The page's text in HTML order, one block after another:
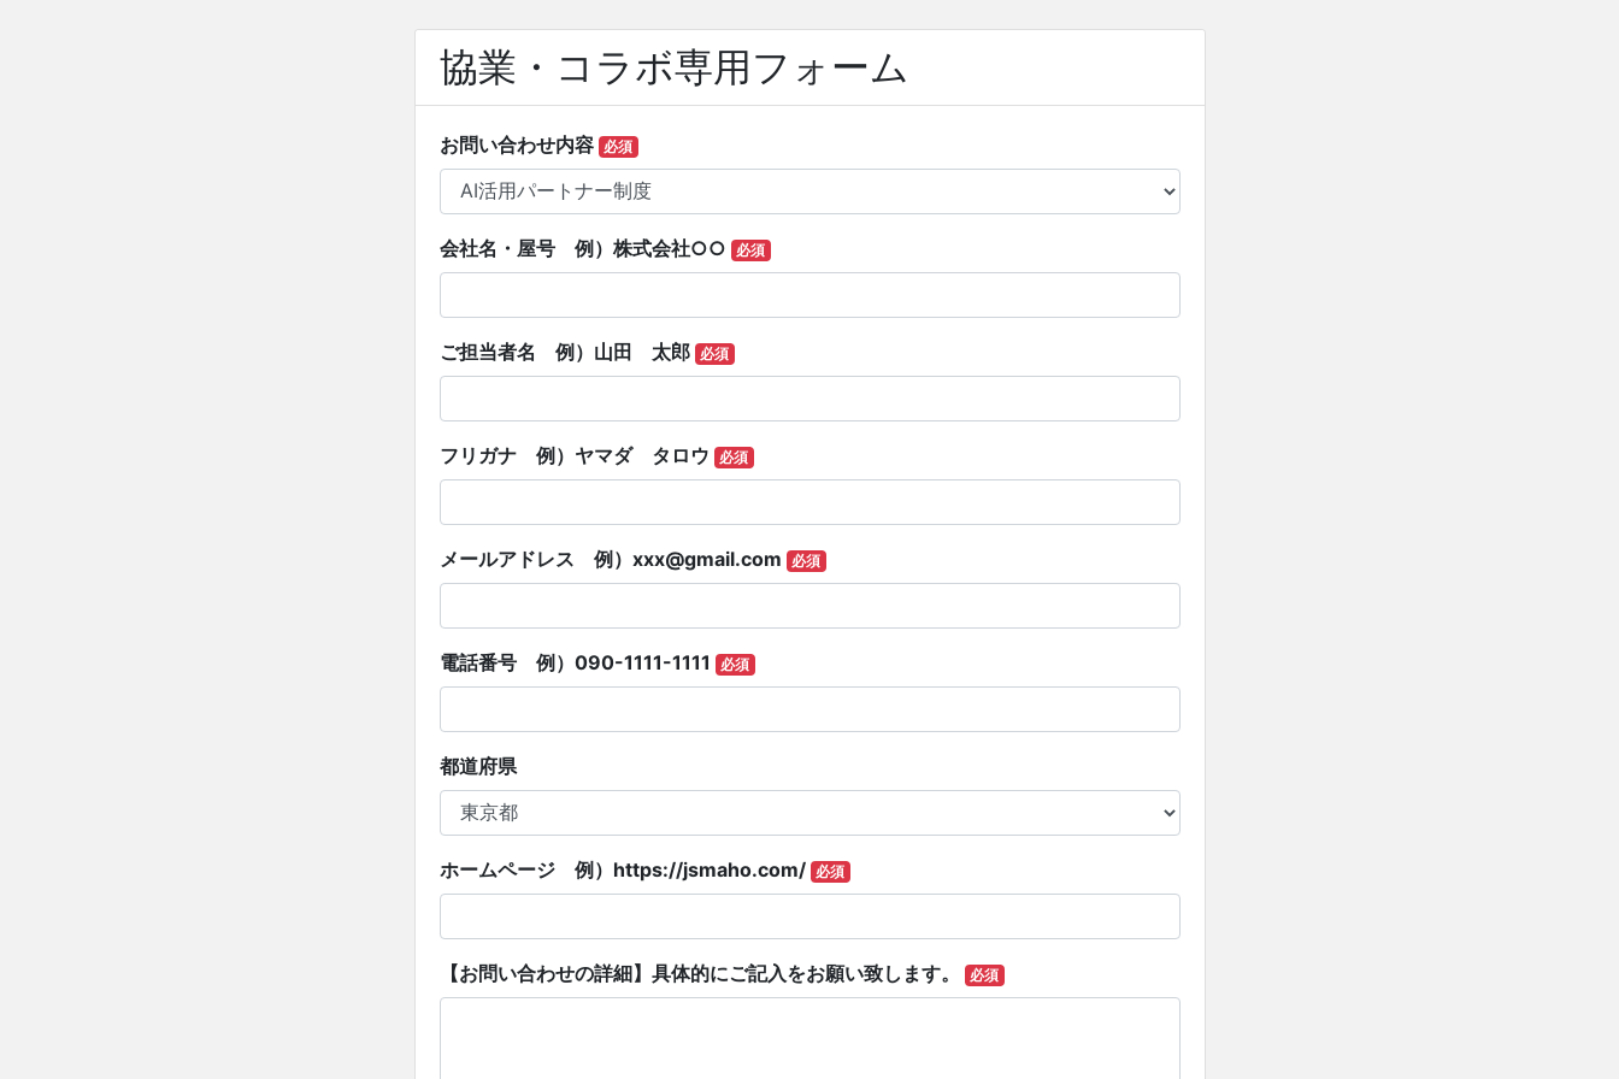
協業・コラボ専用フォーム
お問い合わせ内容 必須
会社名・屋号 例）株式会社○○ 必須
ご担当者名 例）山田 太郎 必須
フリガナ 例）ヤマダ タロウ 必須
メールアドレス 例） xxx@gmail.com 必須
電話番号 例）090-1111-1111 必須
都道府県
ホームページ 例）https://jsmaho.com/ 必須
【お問い合わせの詳細】具体的にご記入をお願い致します。 必須